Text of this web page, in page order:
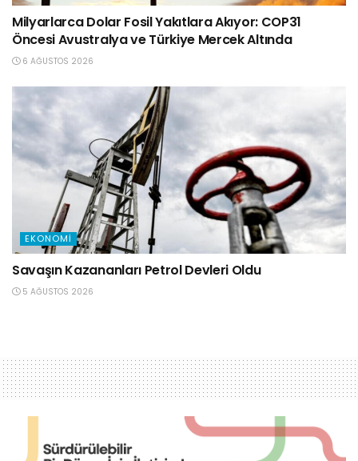
Milyarlarca Dolar Fosil Yakıtlara Akıyor: COP31
Öncesi Avustralya ve Türkiye Mercek Altında
6 AĞUSTOS 2026
EKONOMI
Savaşın Kazananları Petrol Devleri Oldu
5 AĞUSTOS 2026